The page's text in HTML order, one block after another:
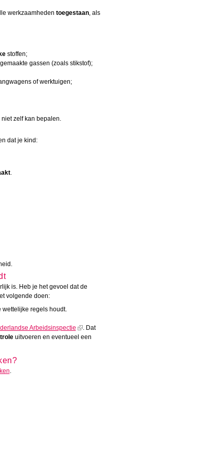
werkzaamheden toegestaan, als
stoffen;
gassen (zoals stikstof);
of werktuigen;
zelf kan bepalen.
dat je kind:
.
is. Heb je het gevoel dat de
volgende doen:
regels houdt.
Arbeidsinspectie
. Dat
uitvoeren en eventueel een